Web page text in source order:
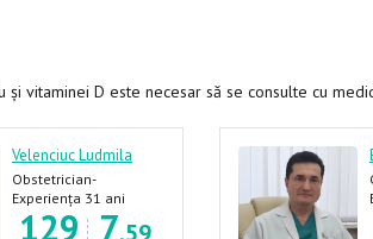
vitaminei D este necesar să se consulte cu
Velenciuc Ludmila
Obstetrician-
ginecolog, Chirurg-
ginecolog, Ginecolog,
Endocrinolog
Experiența 31 ani
129 7